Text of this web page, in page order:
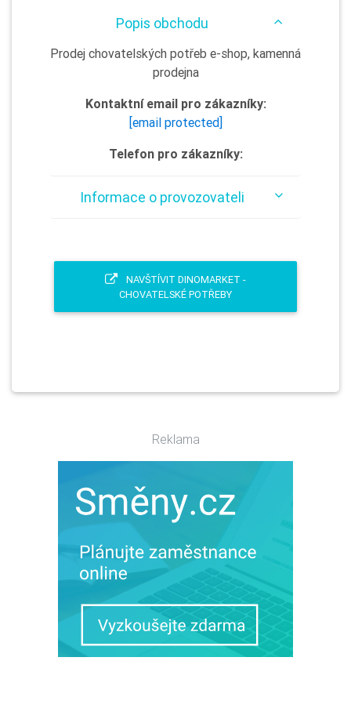
Popis obchodu
Prodej chovatelských potřeb e-shop, kamenná
prodejna
Kontaktní email pro zákazníky:
[email protected]
Telefon pro zákazníky:
Informace o provozovateli
NAVŠTÍVIT DINOMARKET -
CHOVATELSKÉ POTŘEBY
Reklama